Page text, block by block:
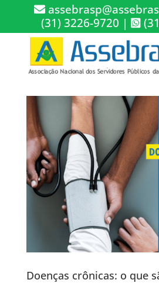
(31) 3226-9720 |
Doenças crônicas: o que